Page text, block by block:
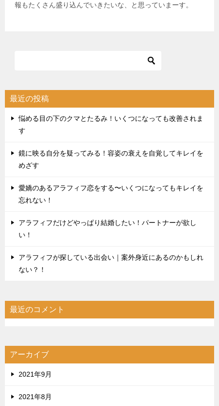
報もたくさん盛り込んでいきたいな、と思っていまーす。
最近の投稿
悩める目の下のクマとたるみ！いくつになっても改善されま
す
鏡に映る自分を疑ってみる！容姿の衰えを自覚してキレイを
めざす
愛嬌のあるアラフィフ恋をする〜いくつになってもキレイを
忘れない！
アラフィフだけどやっぱり結婚したい！パートナーが欲し
い！
アラフィフが探している出会い｜案外身近にあるのかもしれ
ない？！
最近のコメント
アーカイブ
2021年9月
2021年8月